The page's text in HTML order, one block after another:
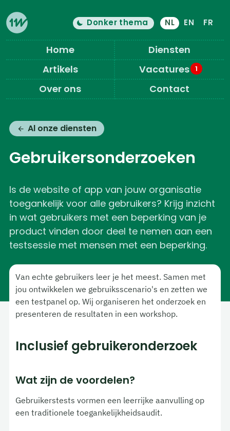
Eleven Ways (Home)
Home
Diensten
Artikels
Vacatures 1
Over ons Contact
Kleurenthema is nu " licht "
Donker thema
Schakel licht/donker modus
NL EN FR
Al onze diensten
Gebruikersonderzoeken
Is de website of app van jouw organisatie
toegankelijk voor alle gebruikers? Krijg inzicht
in wat gebruikers met een beperking van je
product vinden door deel te nemen aan een
testsessie met mensen met een beperking.
Van echte gebruikers leer je het meest. Samen met
jou ontwikkelen we gebruiksscenario's en zetten we
een testpanel op. Wij organiseren het onderzoek en
presenteren de resultaten in een workshop.
Inclusief gebruikeronderzoek
Wat zijn de voordelen?
Gebruikerstests vormen een leerrijke aanvulling op
een traditionele toegankelijkheidsaudit.